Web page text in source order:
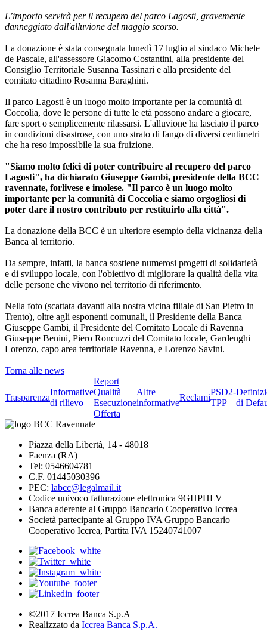
L’importo servirà per il recupero del parco Lagosti, gravemente
danneggiato dall'alluvione del maggio scorso.
La donazione è stata consegnata lunedì 17 luglio al sindaco Michele
de Pascale, all'assessore Giacomo Costantini, alla presidente del
Consiglio Territoriale Susanna Tassinari e alla presidente del
comitato cittadino Rosanna Baraghini.
Il parco Lagosti è un luogo molto importante per la comunità di
Coccolia, dove le persone di tutte le età possono andare a giocare,
fare sport o semplicemente rilassarsi. L'alluvione ha lasciato il parco
in condizioni disastrose, con uno strato di fango di diversi centimetri
che ha reso impossibile la sua fruizione.
"Siamo molto felici di poter contribuire al recupero del parco
Lagosti", ha dichiarato Giuseppe Gambi, presidente della BCC
ravennate, forlivese e imolese. "Il parco è un luogo molto
importante per la comunità di Coccolia e siamo orgogliosi di
poter dare il nostro contributo per restituirlo alla città".
La donazione della BCC è un ulteriore esempio della vicinanza della
Banca al territorio.
Da sempre, infatti, la banca sostiene numerosi progetti di solidarietà
e di sviluppo locale, con l'obiettivo di migliorare la qualità della vita
delle persone che vivono nel territorio di riferimento.
Nella foto (scattata davanti alla nostra vicina filiale di San Pietro in
Trento), oltre agli esponenti comunali, il Presidente della Banca
Giuseppe Gambi, il Presidente del Comitato Locale di Ravenna
Giuseppe Benini, Piero Roncuzzi del Comitato locale, Gardenghi
Lorenzo, capo area territoriale Ravenna, e Lorenzo Savini.
Torna alle news
Trasparenza
Informative
di rilievo
Report
Qualità
Esecuzione
Offerta
Altre
informative
Reclami
PSD2-
TPP
di
Piazza della Libertà, 14 - 48018
Faenza (RA)
Tel: 0546604781
C.F. 01445030396
PEC: labcc@legalmail.it
Codice univoco fatturazione elettronica 9GHPHLV
Banca aderente al Gruppo Bancario Cooperativo Iccrea
Società partecipante al Gruppo IVA Gruppo Bancario
Cooperativo Iccrea, Partita IVA 15240741007
©2017 Iccrea Banca S.p.A
Realizzato da Iccrea Banca S.p.A.